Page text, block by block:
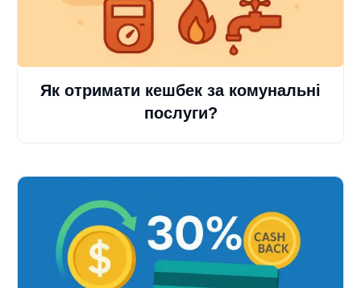
Як отримати кешбек за комунальні
послуги?